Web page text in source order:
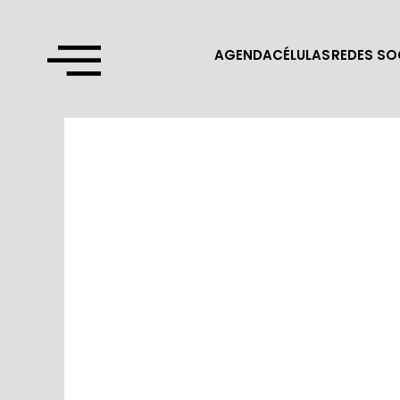
AGENDACÉLULASREDES